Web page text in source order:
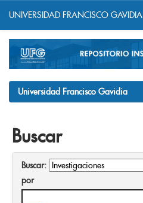
navigation
UNIVERSIDAD FRANCISCO GAVIDIA
Universidad Francisco Gavidia
Buscar
Buscar:
por